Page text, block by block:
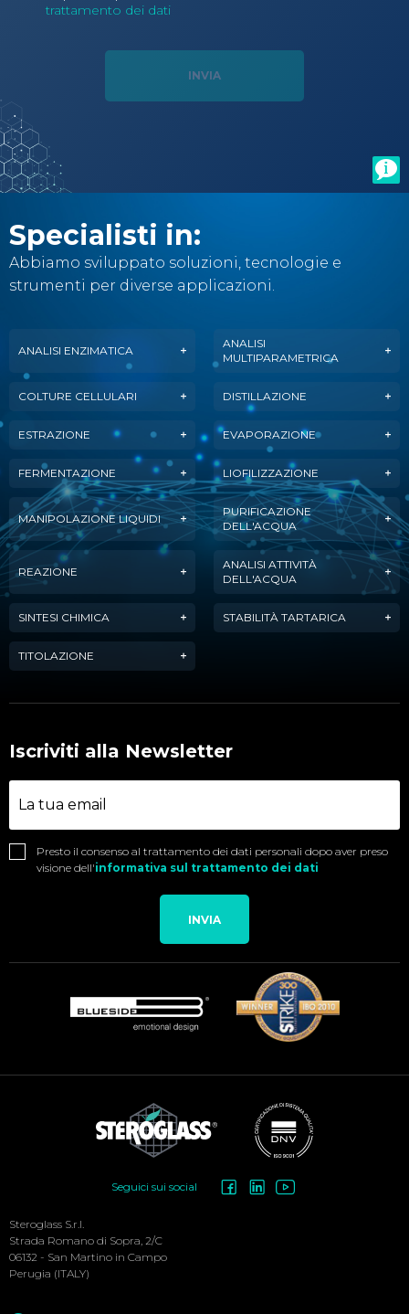
trattamento dei dati
Specialisti in:
Abbiamo sviluppato soluzioni, tecnologie e
strumenti per diverse applicazioni.
ANALISI ENZIMATICA
ANALISI
MULTIPARAMETRICA
COLTURE CELLULARI DISTILLAZIONE
ESTRAZIONE EVAPORAZIONE
FERMENTAZIONE LIOFILIZZAZIONE
MANIPOLAZIONE LIQUIDI
PURIFICAZIONE
DELL'ACQUA
REAZIONE
ANALISI ATTIVITÀ
DELL'ACQUA
SINTESI CHIMICA STABILITÀ TARTARICA
TITOLAZIONE
Iscriviti alla Newsletter
Presto il consenso al trattamento dei dati personali dopo aver preso
visione dell'informativa sul trattamento dei dati
INVIA
Menu
Seguici sui social
Steroglass S.r.l.
Strada Romano di Sopra, 2/C
06132 - San Martino in Campo
Perugia (ITALY)